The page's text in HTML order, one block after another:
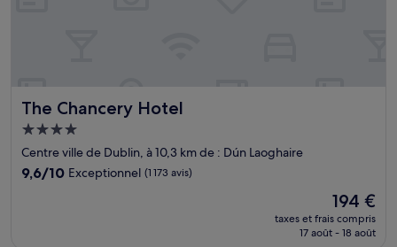
The Chancery Hotel
The Chancery Hotel
Hébergement
4.0 étoiles
Centre ville de Dublin, à 10,3 km de : Dún Laoghaire
9.6
9,6/10 Exceptionnel (1 173 avis)
Le
nouveau
prix
194 €
taxes et frais compris
17 août - 18 août